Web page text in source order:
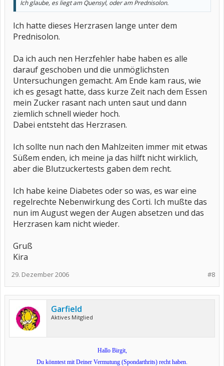
Ich glaube, es liegt am Quensyl, oder am Prednisolon.
Ich hatte dieses Herzrasen lange unter dem
Prednisolon.
Da ich auch nen Herzfehler habe haben es alle
darauf geschoben und die unmöglichsten
Untersuchungen gemacht. Am Ende kam raus, wie
ich es gesagt hatte, dass kurze Zeit nach dem Essen
mein Zucker rasant nach unten saut und dann
ziemlich schnell wieder hoch.
Dabei entsteht das Herzrasen.
Ich sollte nun nach den Mahlzeiten immer mit etwas
Süßem enden, ich meine ja das hilft nicht wirklich,
aber die Blutzuckertests gaben dem recht.
Ich habe keine Diabetes oder so was, es war eine
regelrechte Nebenwirkung des Corti. Ich mußte das
nun im August wegen der Augen absetzen und das
Herzrasen kam nicht wieder.
Gruß
Kira
#8
29. Dezember 2006
Garfield
Aktives Mitglied
Hallo Birgit,
Du könntest mit Deiner Vermutung (Spondarthrits) recht haben.